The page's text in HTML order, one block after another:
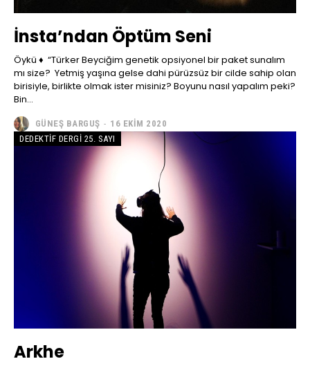
İnsta’ndan Öptüm Seni
Öykü ♦ “Türker Beyciğim genetik opsiyonel bir paket sunalım
mı size? Yetmiş yaşına gelse dahi pürüzsüz bir cilde sahip olan
birisiyle, birlikte olmak ister misiniz? Boyunu nasıl yapalım peki?
Bin...
GÜNEŞ BARGUŞ - 16 EKIM 2020
DEDEKTIF DERGI 25. SAYI
Arkhe